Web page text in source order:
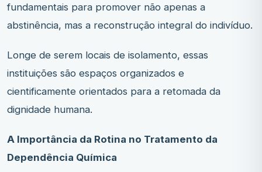
fundamentais para promover não apenas a
abstinência, mas a reconstrução integral do indivíduo.
Longe de serem locais de isolamento, essas
instituições são espaços organizados e
cientificamente orientados para a retomada da
dignidade humana.
A Importância da Rotina no Tratamento da
Dependência Química